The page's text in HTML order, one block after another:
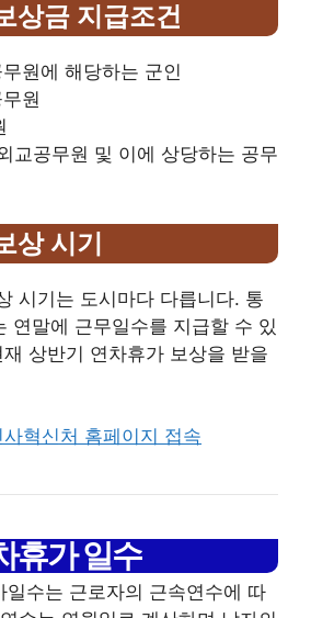
상금 지급조건
원에 해당하는 군인
원
교공무원 및 이에 상당하는 공무
상 시기
시기는 도시마다 다릅니다. 통
연말에 근무일수를 지급할 수 있
상반기 연차휴가 보상을 받을
혁신처 홈페이지 접속
휴가 일수
일수는 근로자의 근속연수에 따